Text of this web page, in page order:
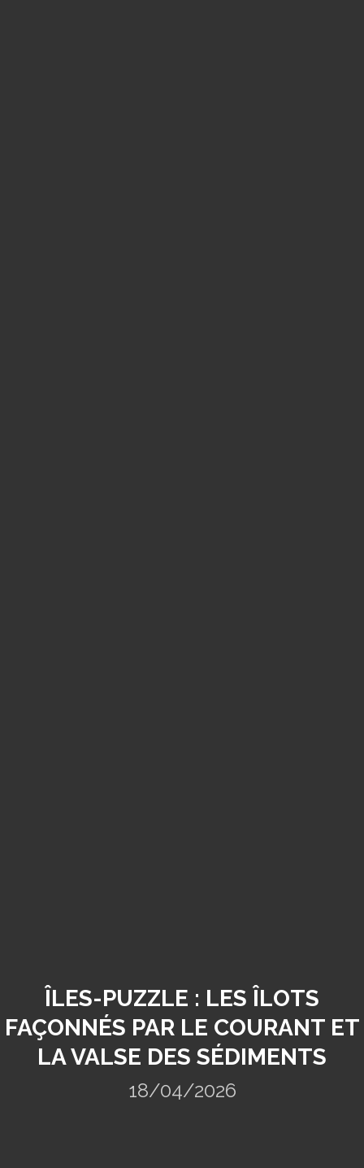
ÎLES-PUZZLE : LES ÎLOTS
FAÇONNÉS PAR LE COURANT ET
LA VALSE DES SÉDIMENTS
18/04/2026